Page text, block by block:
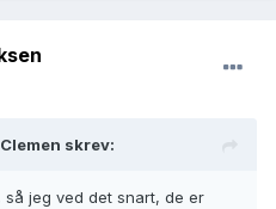
Clemen skrev:
jeg ved det snart, de er